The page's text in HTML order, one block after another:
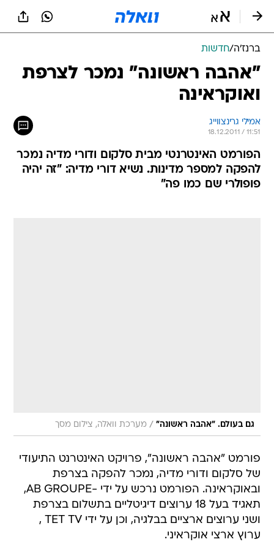
ברנז'ה/חדשות
"אהבה ראשונה" נמכר לצרפת
ואוקראינה
אמילי גרינצווייג
18.12.2011 / 11:51
הפורמט האינטרנטי מבית סלקום ודורי מדיה נמכר
להפקה למספר מדינות. נשיא דורי מדיה: "זה יהיה
פופולרי שם כמו פה"
גם בעולם. "אהבה ראשונה" / מערכת וואלה, צילום מסך
פורמט "אהבה ראשונה", פרויקט האינטרנט התיעודי
של סלקום ודורי מדיה, נמכר להפקה בצרפת
ובאוקראינה. הפורמט נרכש על ידי -AB GROUPE,
תאגיד בעל 18 ערוצים דיגיטליים בתשלום בצרפת
ושני ערוצים ארציים בבלגיה, וכן על ידי TET TV ,
ערוץ ארצי אוקראיני.